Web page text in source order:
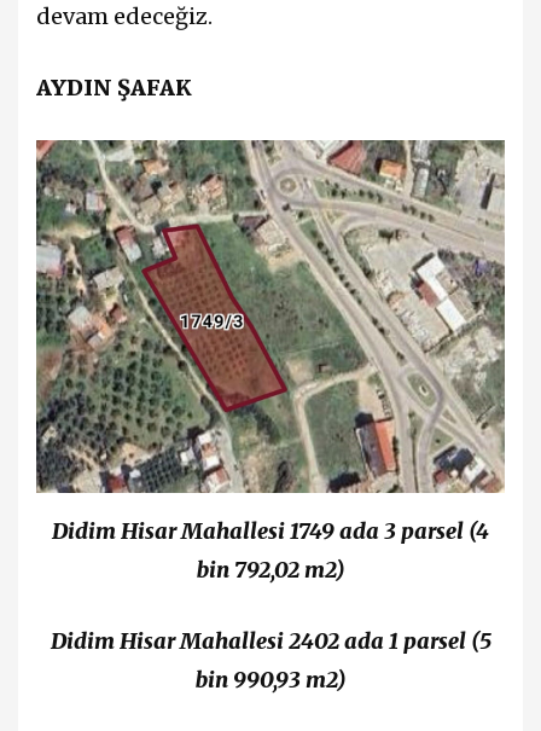
devam edeceğiz.
AYDIN ŞAFAK
Didim Hisar Mahallesi 1749 ada 3 parsel (4
bin 792,02 m2)
Didim Hisar Mahallesi 2402 ada 1 parsel (5
bin 990,93 m2)